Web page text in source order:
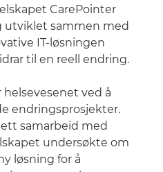
CarePointer
utviklet sammen med
IT-løsningen
til en reell endring.
ved å
endringsprosjekter.
samarbeid med
undersøkte om
løsning for å